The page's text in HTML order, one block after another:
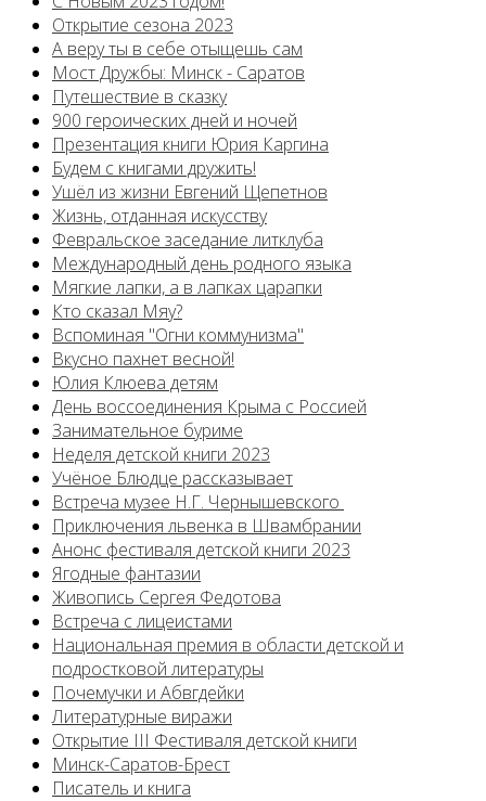
Открытие сезона 2023
А веру ты в себе отыщешь сам
Мост Дружбы: Минск - Саратов
Путешествие в сказку
900 героических дней и ночей
Презентация книги Юрия Каргина
Будем с книгами дружить!
Ушёл из жизни Евгений Щепетнов
Жизнь, отданная искусству
Февральское заседание литклуба
Международный день родного языка
Мягкие лапки, а в лапках царапки
Кто сказал Мяу?
Вспоминая "Огни коммунизма"
Вкусно пахнет весной!
Юлия Клюева детям
День воссоединения Крыма с Россией
Занимательное буриме
Неделя детской книги 2023
Учёное Блюдце рассказывает
Встреча музее Н.Г. Чернышевского
Приключения львенка в Швамбрании
Анонс фестиваля детской книги 2023
Ягодные фантазии
Живопись Сергея Федотова
Встреча с лицеистами
Национальная премия в области детской и
подростковой литературы
Почемучки и Абвгдейки
Литературные виражи
Открытие III Фестиваля детской книги
Минск-Саратов-Брест
Писатель и книга